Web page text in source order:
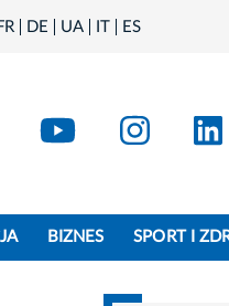
DE UA IT ES
Kraków - X
Kraków -
BIZNES SPORT I